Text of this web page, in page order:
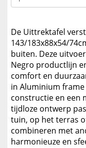
De Uittrektafel
143/183x88x54/
buiten. Deze
Negro productlijn
comfort en
in Aluminium
constructie en een
tijdloze ontwerp
tuin, op het terras
combineren met
harmonieuze en